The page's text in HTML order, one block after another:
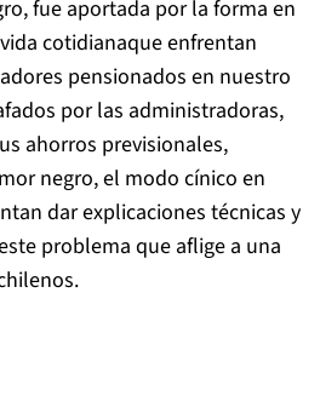
fue aportada por la forma en
cotidianaque enfrentan
pensionados en nuestro
por las administradoras,
ahorros previsionales,
negro, el modo cínico en
dar explicaciones técnicas y
problema que aflige a una